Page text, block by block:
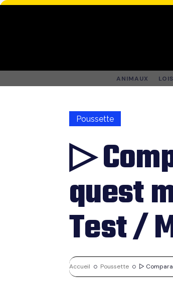
ANIMAUX
Poussette
▷
quest
Test /
Accueil Poussette ▷